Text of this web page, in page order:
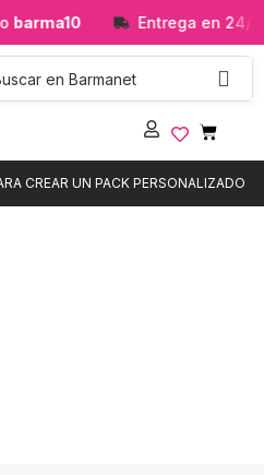
Entrega en 24/48h
CREAR UN PACK PERSONALIZADO